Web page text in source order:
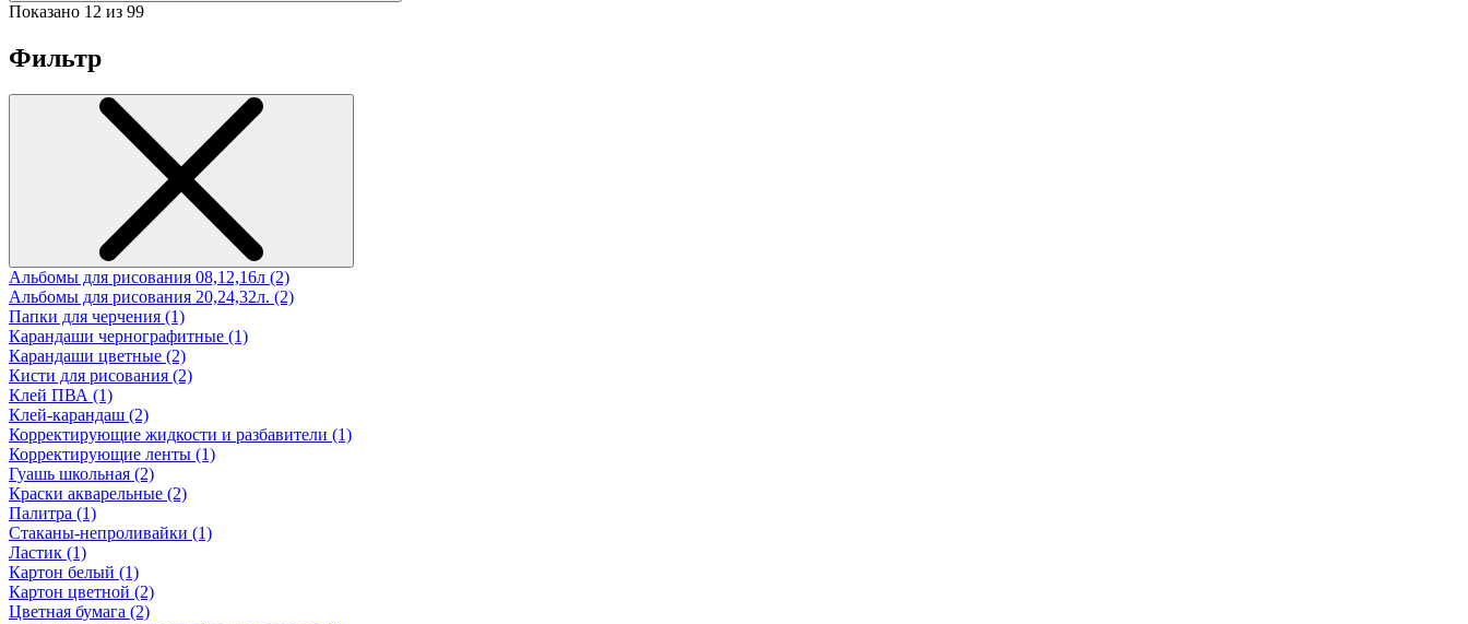
Показано 12 из 99
Фильтр
Альбомы для рисования 08,12,16л (2)
Альбомы для рисования 20,24,32л. (2)
Папки для черчения (1)
Карандаши чернографитные (1)
Карандаши цветные (2)
Кисти для рисования (2)
Клей ПВА (1)
Клей-карандаш (2)
Корректирующие жидкости и разбавители (1)
Корректирующие ленты (1)
Гуашь школьная (2)
Краски акварельные (2)
Палитра (1)
Стаканы-непроливайки (1)
Ластик (1)
Картон белый (1)
Картон цветной (2)
Цветная бумага (2)